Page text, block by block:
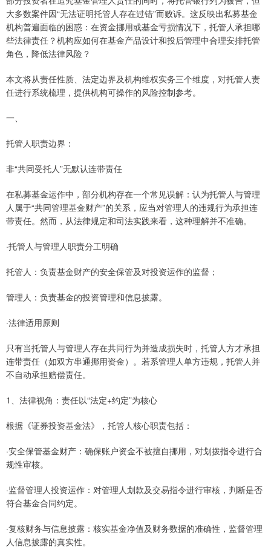
大多数案件因“无法证明托管人存在过错”而败诉。这反映出私募基金
机构普遍面临的困惑：在资金挪用或基金亏损情况下，托管人承担哪
些法律责任？机构应如何在基金产品设计和投后管理中合理安排托管
角色，降低法律风险？
本文将从责任性质、法定边界及机构维权实务三个维度，对托管人责
任进行系统梳理，提供机构可操作的风险控制参考。
一、
托管人职责边界：
非“共同受托人”无默认连带责任
在私募基金运作中，部分机构存在一个常见误解：认为托管人与管理
人属于“共同管理基金财产”的关系，应当对管理人的违规行为承担连
带责任。然而，从法律规定和司法实践来看，这种理解并不准确。
·托管人与管理人职责分工明确
托管人：负责基金财产的安全保管及对投资运作的监督；
管理人：负责基金的投资管理和信息披露。
·法律适用原则
只有当托管人与管理人存在共同行为并造成损失时，托管人方才承担
连带责任（如双方串通挪用资金）。若系管理人单方违规，托管人并
不自动承担赔偿责任。
1、法律视角：责任以“法定+约定”为核心
根据《证券投资基金法》，托管人核心职责包括：
·安全保管基金财产：确保账户资金不被擅自挪用，对划拨指令进行合
规性审核。
·监督管理人投资运作：对管理人划款及交易指令进行审核，判断是否
符合基金合同约定。
·复核财务与信息披露：核实基金净值及财务数据的准确性，监督管理
人信息披露的真实性。